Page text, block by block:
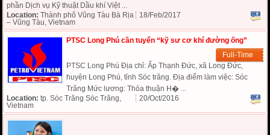
phần Dịch vụ Kỹ thuật Dầu khí Việt ...
Location: Thành phố Vũng Tàu Bà Rịa
– Vũng Tàu, Vietnam
18/Feb/2017
PTSC Long Phú cần tuyển “kỹ sư cơ khí đường ống”
Full-Time
PTSC Long Phú Địa chỉ: Ấp Thạnh Đức, xã Long Đức,
huyện Long Phú, tỉnh Sóc trăng. Địa điểm làm việc: Sóc
Trăng Mức lương: Thỏa thuận H� ...
Location: tp. Sóc Trăng Sóc Trăng,
Vietnam
20/Oct/2016